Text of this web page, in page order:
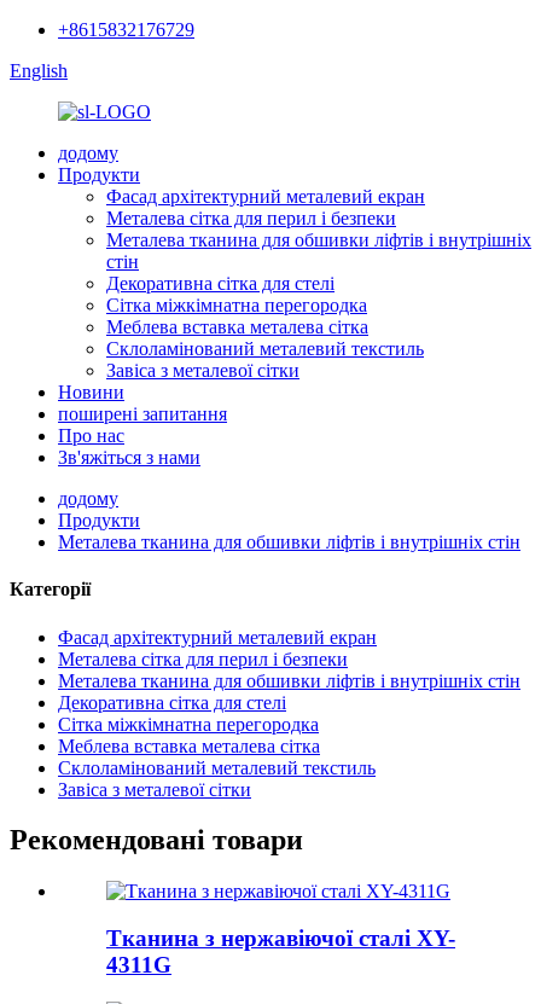
+8615832176729
English
додому
Продукти
Фасад архітектурний металевий екран
Металева сітка для перил і безпеки
Металева тканина для обшивки ліфтів і внутрішніх
стін
Декоративна сітка для стелі
Сітка міжкімнатна перегородка
Меблева вставка металева сітка
Склоламінований металевий текстиль
Завіса з металевої сітки
Новини
поширені запитання
Про нас
Зв'яжіться з нами
додому
Продукти
Металева тканина для обшивки ліфтів і внутрішніх стін
Категорії
Фасад архітектурний металевий екран
Металева сітка для перил і безпеки
Металева тканина для обшивки ліфтів і внутрішніх стін
Декоративна сітка для стелі
Сітка міжкімнатна перегородка
Меблева вставка металева сітка
Склоламінований металевий текстиль
Завіса з металевої сітки
Рекомендовані товари
Тканина з нержавіючої сталі XY-
4311G